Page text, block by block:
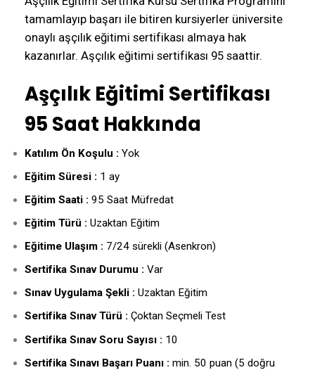
tamamlayıp başarı ile bitiren kursiyerler üniversite
onaylı aşçılık eğitimi sertifikası almaya hak
kazanırlar. Aşçılık eğitimi sertifikası 95 saattir.
Aşçılık Eğitimi Sertifikası
95 Saat Hakkında
Katılım Ön Koşulu : Yok
Eğitim Süresi : 1 ay
Eğitim Saati : 95 Saat Müfredat
Eğitim Türü : Uzaktan Eğitim
Eğitime Ulaşım : 7/24 sürekli (Asenkron)
Sertifika Sınav Durumu : Var
Sınav Uygulama Şekli : Uzaktan Eğitim
Sertifika Sınav Türü : Çoktan Seçmeli Test
Sertifika Sınav Soru Sayısı : 10
Sertifika Sınavı Başarı Puanı : min. 50 puan (5 doğru